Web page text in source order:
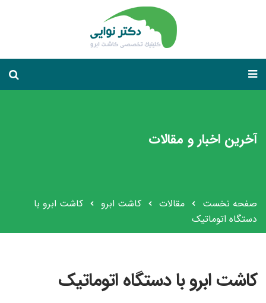
آخرین اخبار و مقالات
صفحه نخست مقالات کاشت ابرو
کاشت ابرو با
دستگاه اتوماتیک
کاشت ابرو با دستگاه اتوماتیک